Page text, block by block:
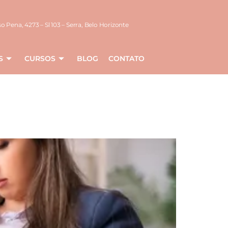
Pena, 4273 – Sl 103 – Serra, Belo Horizonte
CURSOS BLOG CONTATO